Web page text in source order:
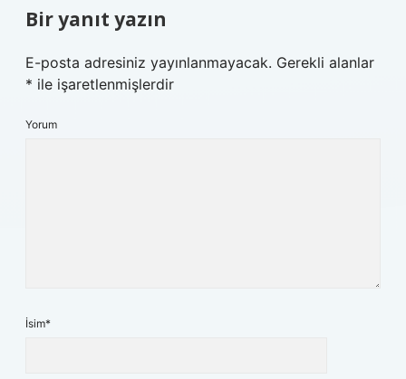
Bir yanıt yazın
E-posta adresiniz yayınlanmayacak. Gerekli alanlar
* ile işaretlenmişlerdir
Yorum
İsim*